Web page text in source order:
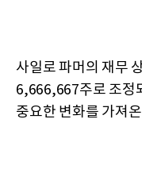
사일로 파머의 재무
6,666,667주로 조정
중요한 변화를 가져